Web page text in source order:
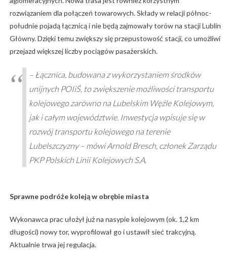
rozwiązaniem dla połączeń towarowych. Składy w relacji północ-
południe pojadą łącznicą i nie będą zajmowały torów na stacji Lublin
Główny. Dzięki temu zwiększy się przepustowość stacji, co umożliwi
przejazd większej liczby pociągów pasażerskich.
– Łącznica, budowana z wykorzystaniem środków
unijnych POIiŚ, to zwiększenie możliwości transportu
kolejowego zarówno na Lubelskim Węźle Kolejowym,
jak i całym województwie. Inwestycja wpisuje się w
rozwój transportu kolejowego na terenie
Lubelszczyzny – mówi Arnold Bresch, członek Zarządu
PKP Polskich Linii Kolejowych S.A.
Sprawne podróże koleją w obrębie miasta
Wykonawca prac ułożył już na nasypie kolejowym (ok. 1,2 km
długości) nowy tor, wyprofilował go i ustawił sieć trakcyjną.
Aktualnie trwa jej regulacja.